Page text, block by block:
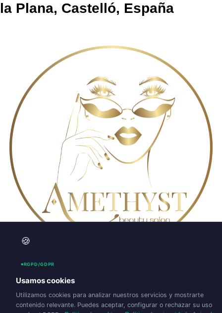
la Plana, Castelló, España
Todos los derechos reservados
🍪
RGPD/GDPR
Usamos cookies
Utilizamos cookies para analizar nuestros servicios y mostrarte
contenido relevante. Puedes aceptar, configurar o rechazar su uso